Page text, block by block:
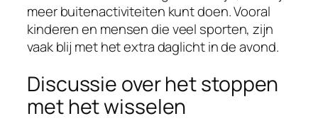
meer buitenactiviteiten kunt doen. Vooral
kinderen en mensen die veel sporten, zijn
vaak blij met het extra daglicht in de avond.
Discussie over het stoppen
met het wisselen